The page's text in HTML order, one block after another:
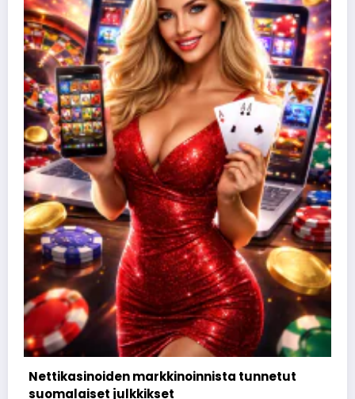
tunnetut
Nettikasinobonukset
niistä kaiken irti
26 maaliskuun, 2026 Olivia Aho
Meistä
Tervetuloa Juoruilu.comiin – kuumimman juorun ykköslähteesi!
Viemme sinut kulissien taakse ja tarjoamme sinulle tuoreimmat
uutiset, huhut ja juonittelut, joista kaikki puhuvat. Glamourikkaista
punaisista matoista mehukkaisiin julkkisriitoihin – emme jätä mitään
väliin!